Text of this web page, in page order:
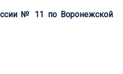
№ 11 по Воронежской